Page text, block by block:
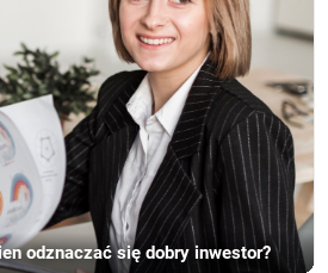
odznaczać się dobry inwestor?